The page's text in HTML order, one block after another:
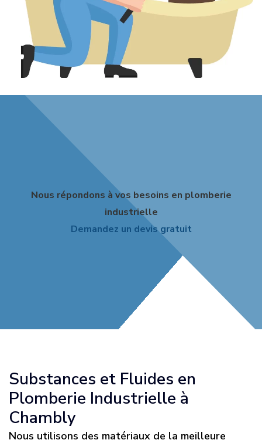
Nous répondons à vos besoins en plomberie
industrielle
Demandez un devis gratuit
Substances et Fluides en
Plomberie Industrielle à
Chambly
Nous utilisons des matériaux de la meilleure